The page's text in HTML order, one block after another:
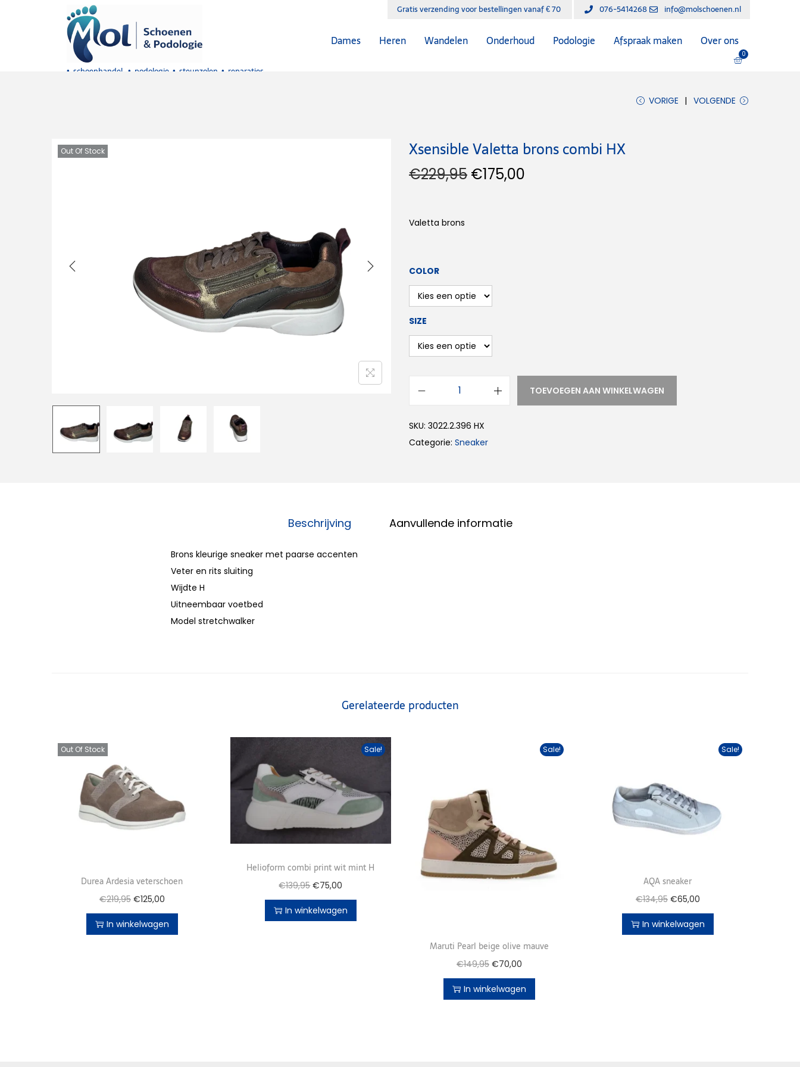
Gratis verzending voor bestellingen vanaf € 70 076-5414268 info@molschoenen.nl
• schoenhandel • podologie • steunzolen • reparaties
Dames Heren Wandelen Onderhoud Podologie Afspraak maken Over ons
0
VORIGE VOLGENDE
Out Of Stock Xsensible Valetta brons combi HX
€229,95 €175,00
Valetta brons
COLOR
SIZE
TOEVOEGEN AAN WINKELWAGEN
SKU: 3022.2.396 HX
Categorie: Sneaker
Beschrijving Aanvullende informatie
Brons kleurige sneaker met paarse accenten
Veter en rits sluiting
Wijdte H
Uitneembaar voetbed
Model stretchwalker
Gerelateerde producten
Out Of Stock
Durea Ardesia veterschoen
€219,95 €125,00
In winkelwagen
Sale!
Helioform combi print wit mint H
€139,95 €75,00
In winkelwagen
Sale!
Maruti Pearl beige olive mauve
€149,95 €70,00
In winkelwagen
Sale!
AQA sneaker
€134,95 €65,00
In winkelwagen